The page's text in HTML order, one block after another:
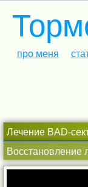
про меня
Лечение BAD-